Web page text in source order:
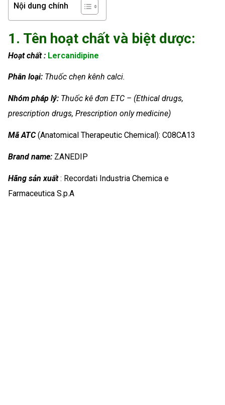
Nội dung chính
1. Tên hoạt chất và biệt dược:
Hoạt chất : Lercanidipine
Phân loại: Thuốc chẹn kênh calci.
Nhóm pháp lý: Thuốc kê đơn ETC – (Ethical drugs,
prescription drugs, Prescription only medicine)
Mã ATC(Anatomical Therapeutic Chemical): C08CA13
Brand name: ZANEDIP
Hãng sản xuất: Recordati Industria Chemica e
Farmaceutica S.p.A